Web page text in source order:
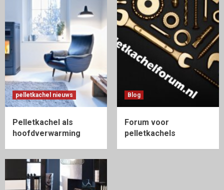
pelletkachel nieuws
Pelletkachel als
hoofdverwarming
Blog
Forum voor
pelletkachels